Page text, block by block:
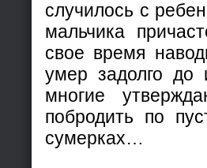
случилось с
мальчика
свое время
умер задолго до
многие
побродить по
сумерках…